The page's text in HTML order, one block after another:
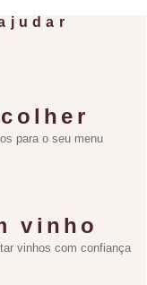
para o seu menu
vinho
vinhos com confiança